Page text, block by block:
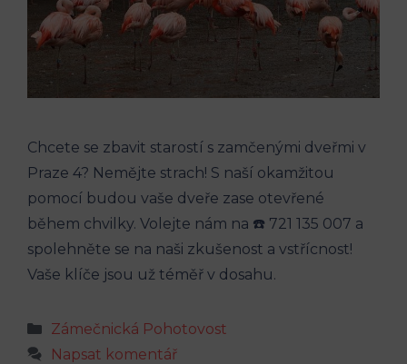
Chcete se zbavit starostí s zamčenými dveřmi v
Praze 4? Nemějte strach! S naší okamžitou
pomocí budou vaše dveře zase otevřené
během chvilky. Volejte nám na ☎️ 721 135 007 a
spolehněte se na naši zkušenost a vstřícnost!
Vaše klíče jsou už téměř v dosahu.
Rubriky
Zámečnická Pohotovost
Napsat komentář